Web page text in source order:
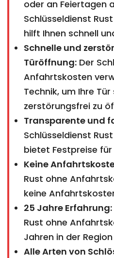
oder an Feiertagen
Schlüsseldienst
hilft Ihnen schnell
Schnelle und
Türöffnung: Der
Anfahrtskosten
Technik, um Ihre
zerstörungsfrei zu
Transparente und
Schlüsseldienst
bietet Festpreise für
Keine
Rust ohne
keine
25 Jahre Erfahrung:
Rust ohne
Jahren in der
Alle Arten von